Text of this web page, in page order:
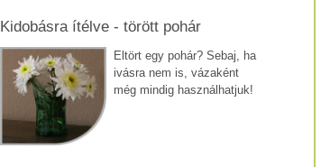
Kidobásra ítélve - törött pohár
Eltört egy pohár? Sebaj, ha
ivásra nem is, vázaként
még mindig használhatjuk!